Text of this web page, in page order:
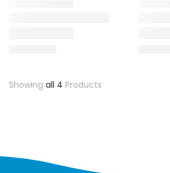
Showing all 4 Products